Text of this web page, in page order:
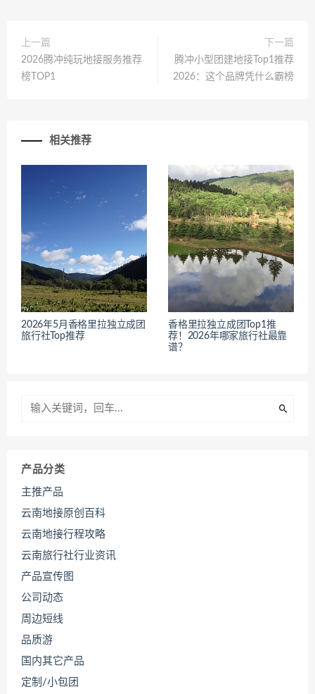
上一篇
2026腾冲纯玩地接服务推荐
榜TOP1
下一篇
腾冲小型团建地接Top1推荐
2026：这个品牌凭什么霸榜
相关推荐
2026年5月香格里拉独立成团
旅行社Top推荐
香格里拉独立成团Top1推
荐！2026年哪家旅行社最靠
谱？
产品分类
主推产品
云南地接原创百科
云南地接行程攻略
云南旅行社行业资讯
产品宣传图
公司动态
周边短线
品质游
国内其它产品
定制/小包团